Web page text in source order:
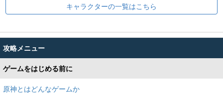
キャラクターの一覧はこちら
攻略メニュー
ゲームをはじめる前に
原神とはどんなゲームか